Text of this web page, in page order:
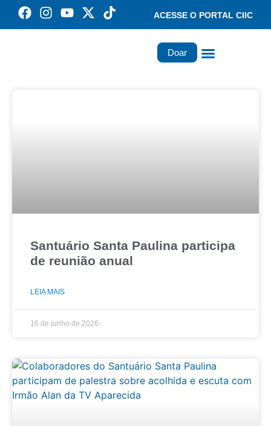
ACESSE O PORTAL CIIC
Doar
Santuário Santa Paulina participa
de reunião anual
LEIA MAIS
16 de junho de 2026